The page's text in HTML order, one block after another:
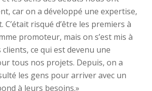
car on a développé une expertise,
C’était risqué d’être les premiers à
promoteur, mais on s’est mis à
clients, ce qui est devenu une
tous nos projets. Depuis, on a
les gens pour arriver avec un
à leurs besoins.»